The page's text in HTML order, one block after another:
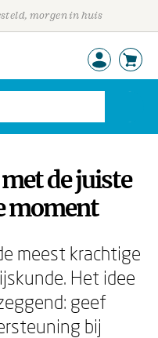
morgen in huis
de juiste
moment
meest krachtige
Het idee
geef
bij